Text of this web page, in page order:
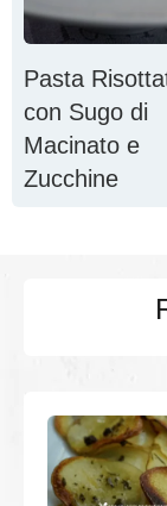
Pasta
con Sugo di
Macinato e
Zucchine